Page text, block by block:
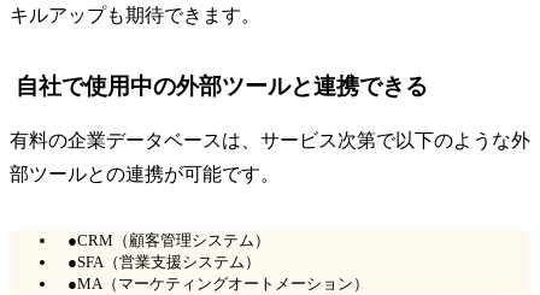
キルアップも期待できます。
自社で使用中の外部ツールと連携できる
有料の企業データベースは、サービス次第で以下のような外
部ツールとの連携が可能です。
●CRM（顧客管理システム）
●SFA（営業支援システム）
●MA（マーケティングオートメーション）